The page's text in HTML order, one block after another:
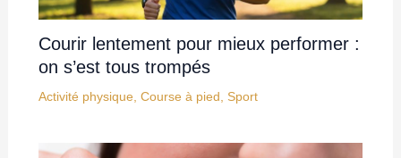
Courir lentement pour mieux performer :
on s’est tous trompés
Activité physique Course à pied Sport